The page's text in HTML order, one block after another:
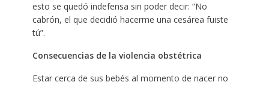
esto se quedó indefensa sin poder decir: “No
cabrón, el que decidió hacerme una cesárea fuiste
tú”.
Consecuencias de la violencia obstétrica
Estar cerca de sus bebés al momento de nacer no